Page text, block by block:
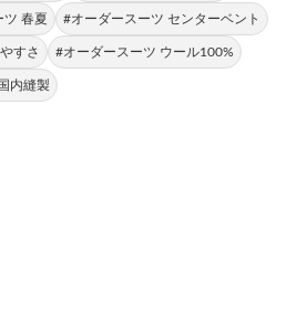
ツ 春夏 #オーダースーツ センターベント
すさ #オーダースーツ ウール100%
内縫製